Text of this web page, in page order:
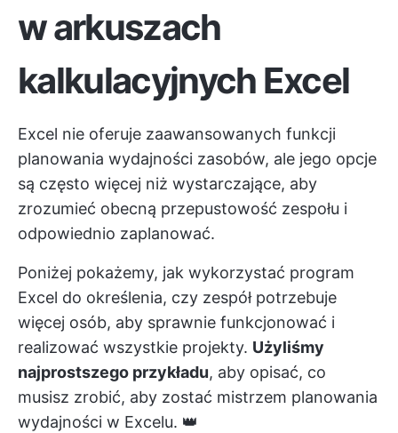
w arkuszach
kalkulacyjnych Excel
Excel nie oferuje zaawansowanych funkcji
planowania wydajności zasobów, ale jego opcje
są często więcej niż wystarczające, aby
zrozumieć obecną przepustowość zespołu i
odpowiednio zaplanować.
Poniżej pokażemy, jak wykorzystać program
Excel do określenia, czy zespół potrzebuje
więcej osób, aby sprawnie funkcjonować i
realizować wszystkie projekty. Użyliśmy
najprostszego przykładu, aby opisać, co
musisz zrobić, aby zostać mistrzem planowania
wydajności w Excelu. 👑